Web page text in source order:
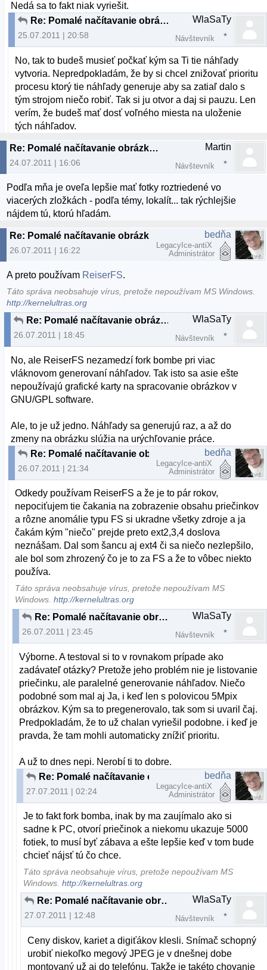
Nedá sa to fakt niak vyriešit.
Re: Pomalé načítavanie obrázkov v lubovolnej zložke
25.07.2011 | 20:58
WlaSaTy
Návštevník
No, tak to budeš musieť počkať kým sa Ti tie náhľady
vytvoria. Nepredpokladám, že by si chcel znižovať prioritu
procesu ktorý tie náhľady generuje aby sa zatiaľ dalo s
tým strojom niečo robiť. Tak si ju otvor a daj si pauzu. Len
verím, že budeš mať dosť voľného miesta na uloženie
tých náhľadov.
Re: Pomalé načítavanie obrázkov v lubovolnej zložke
24.07.2011 | 16:06
Martin
Návštevník
Podľa mňa je oveľa lepšie mať fotky roztriedené vo
viacerých zložkách - podľa témy, lokalít... tak rýchlejšie
nájdem tú, ktorú hľadám.
26.07.2011 | 16:22
bedňa
LegacyIce-antiX
Administrátor
A preto používam ReiserFS.
Táto správa neobsahuje vírus, pretože nepoužívam MS Windows.
http://kernelultras.org
Re: Pomalé načítavanie obrázkov v lubovolnej zložke
26.07.2011 | 18:45
WlaSaTy
Návštevník
No, ale ReiserFS nezamedzí fork bombe pri viac
vláknovom generovaní náhľadov. Tak isto sa asie ešte
nepoužívajú grafické karty na spracovanie obrázkov v
GNU/GPL software.
Ale, to je už jedno. Náhľady sa generujú raz, a až do
zmeny na obrázku slúžia na urýchľovanie práce.
26.07.2011 | 21:34
bedňa
LegacyIce-antiX
Administrátor
Odkedy používam ReiserFS a že je to pár rokov,
nepociťujem tie čakania na zobrazenie obsahu priečinkov
a rôzne anomálie typu FS si ukradne všetky zdroje a ja
čakám kým "niečo" prejde preto ext2,3,4 doslova
neznášam. Dal som šancu aj ext4 či sa niečo nezlepšilo,
ale bol som zhrozený čo je to za FS a že to vôbec niekto
používa.
Táto správa neobsahuje vírus, pretože nepoužívam MS
Windows.http://kernelultras.org
Re: Pomalé načítavanie obrázkov v lubovolnej zložke
26.07.2011 | 23:45
WlaSaTy
Návštevník
Výborne. A testoval si to v rovnakom prípade ako
zadávateľ otázky? Pretože jeho problém nie je listovanie
priečinku, ale paralelné generovanie náhľadov. Niečo
podobné som mal aj Ja, i keď len s polovicou 5Mpix
obrázkov. Kým sa to pregenerovalo, tak som si uvaril čaj.
Predpokladám, že to už chalan vyriešil podobne. i keď je
pravda, že tam mohli automaticky znížiť prioritu.
A už to dnes nepi. Nerobí ti to dobre.
27.07.2011 | 02:24
bedňa
LegacyIce-antiX
Administrátor
Je to fakt fork bomba, inak by ma zaujímalo ako si
sadne k PC, otvorí priečinok a niekomu ukazuje 5000
fotiek, to musí byť zábava a ešte lepšie keď v tom bude
chcieť nájsť tú čo chce.
Táto správa neobsahuje vírus, pretože nepoužívam MS
Windows.http://kernelultras.org
Re: Pomalé načítavanie obrázkov v lubovolnej zložke
27.07.2011 | 12:48
WlaSaTy
Návštevník
Ceny diskov, kariet a digiťákov klesli. Snímač schopný
urobiť niekoľko megový JPEG je v dnešnej dobe
montovaný už aj do telefónu. Takže je takéto chovanie